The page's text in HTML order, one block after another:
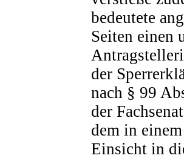
bedeutete
Seiten einen
der
nach § 99
der
dem in
Einsicht in